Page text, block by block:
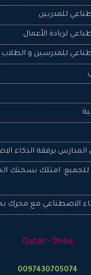
للمدربين
لريادة الأعمال
للمدرسين و الطلاب
المدارس برفقة الذكاء
للجميع: امتلك نسختك
الاصطناعي مع محرك
Qatar - Doha
0097430705074